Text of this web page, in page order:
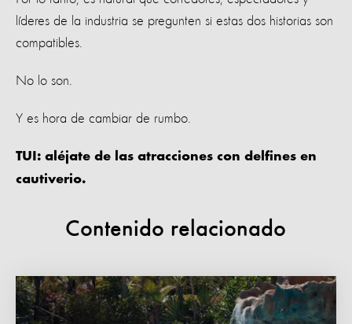
líderes de la industria se pregunten si estas dos historias son
compatibles.
No lo son.
Y es hora de cambiar de rumbo.
TUI: aléjate de las atracciones con delfines en
cautiverio.
Contenido relacionado